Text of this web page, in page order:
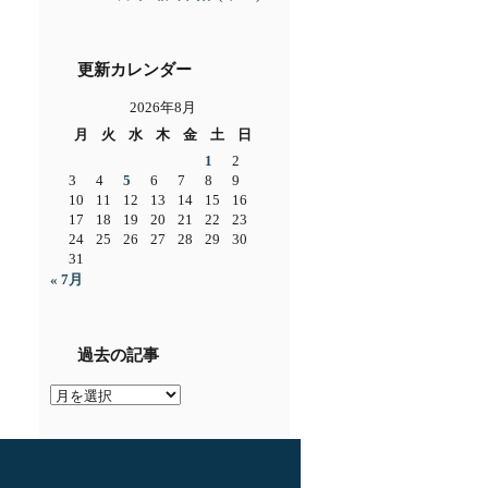
更新カレンダー
2026年8月
月
火 水 木 金 土
日
1
2
3
4 5 6 7 8
9
10
11 12 13 14 15
16
17
18 19 20 21 22
23
24
25 26 27 28 29
30
31
« 7月
過去の記事
過